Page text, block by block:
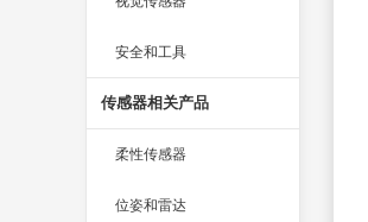
安全和工具
传感器相关产品
柔性传感器
位姿和雷达